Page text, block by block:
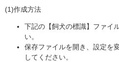
(1)作成方法
下記の【飼犬の標識】ファイ
い。
保存ファイルを開き、設定を
してください。